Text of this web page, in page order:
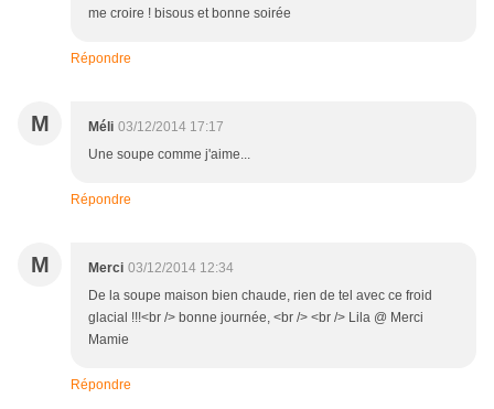
me croire ! bisous et bonne soirée
Répondre
M Méli 03/12/2014 17:17
Une soupe comme j'aime...
Répondre
M Merci 03/12/2014 12:34
De la soupe maison bien chaude, rien de tel avec ce froid
glacial !!!<br /> bonne journée, <br /> <br /> Lila @ Merci
Mamie
Répondre